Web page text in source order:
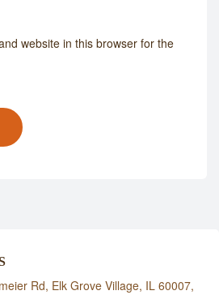
website in this browser for the
Rd, Elk Grove Village, IL 60007,